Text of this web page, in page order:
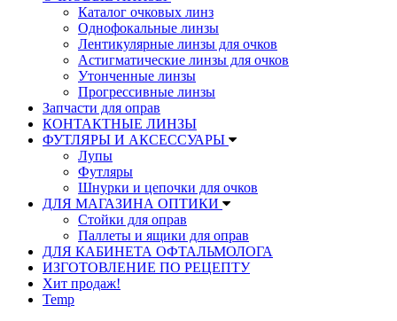
Каталог очковых линз
Однофокальные линзы
Лентикулярные линзы для очков
Астигматические линзы для очков
Утонченные линзы
Прогрессивные линзы
Запчасти для оправ
КОНТАКТНЫЕ ЛИНЗЫ
ФУТЛЯРЫ И АКСЕССУАРЫ
Лупы
Футляры
Шнурки и цепочки для очков
ДЛЯ МАГАЗИНА ОПТИКИ
Стойки для оправ
Паллеты и ящики для оправ
ДЛЯ КАБИНЕТА ОФТАЛЬМОЛОГА
ИЗГОТОВЛЕНИЕ ПО РЕЦЕПТУ
Хит продаж!
Temp